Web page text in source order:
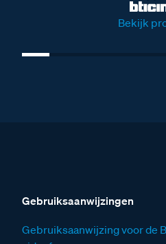
Bekijk
Gebruiksaanwijzingen
Gebruiksaanwijzing voor de